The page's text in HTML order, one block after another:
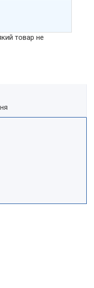
товар не